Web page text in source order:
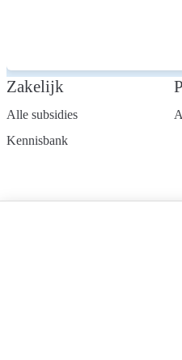
Zakelijk
Alle subsidies
Kennisbank